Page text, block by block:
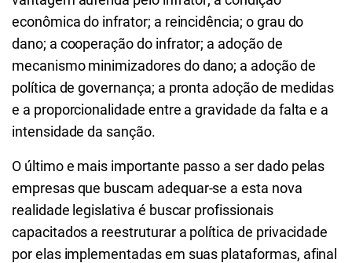
econômica do infrator; a reincidência; o grau do
dano; a cooperação do infrator; a adoção de
mecanismo minimizadores do dano; a adoção de
política de governança; a pronta adoção de medidas
e a proporcionalidade entre a gravidade da falta e a
intensidade da sanção.
O último e mais importante passo a ser dado pelas
empresas que buscam adequar-se a esta nova
realidade legislativa é buscar profissionais
capacitados a reestruturar a política de privacidade
por elas implementadas em suas plataformas, afinal